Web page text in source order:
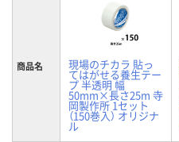
商品名 現場のチカラ 貼っ
てはがせる養生テー
プ 半透明 幅
50mm×長さ25m 寺
岡製作所 1セット
（150巻入） オリジナ
ル